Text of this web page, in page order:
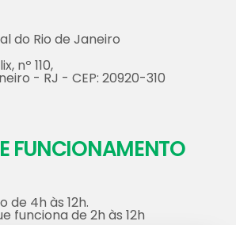
do Rio de Janeiro
nº 110,
- RJ - CEP: 20920-310
FUNCIONAMENTO
de 4h às 12h.
funciona de 2h às 12h